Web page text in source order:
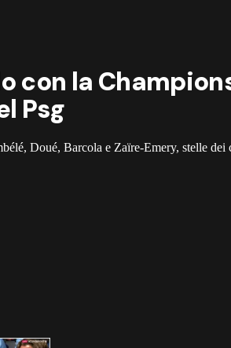
con la
Psg
Doué, Barcola e Zaïre-Emery, stelle